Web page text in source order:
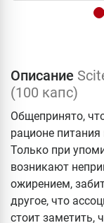
Описание
(100 капс)
Общепринято,
рационе
Только при
возникают
ожирением,
другое, что
стоит заметить,